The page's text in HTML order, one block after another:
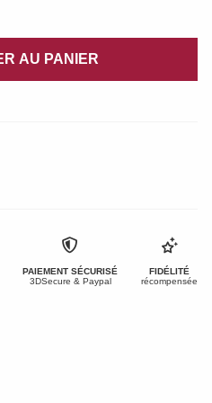
AU PANIER
PAIEMENT SÉCURISÉ
3DSecure & Paypal
FIDÉLITÉ
récompensée